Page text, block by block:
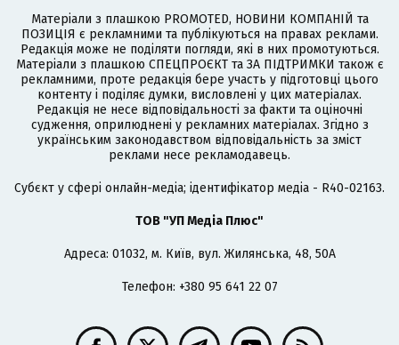
Матеріали з плашкою PROMOTED, НОВИНИ КОМПАНІЙ та
ПОЗИЦІЯ є рекламними та публікуються на правах реклами.
Редакція може не поділяти погляди, які в них промотуються.
Матеріали з плашкою СПЕЦПРОЄКТ та ЗА ПІДТРИМКИ також є
рекламними, проте редакція бере участь у підготовці цього
контенту і поділяє думки, висловлені у цих матеріалах.
Редакція не несе відповідальності за факти та оціночні
судження, оприлюднені у рекламних матеріалах. Згідно з
українським законодавством відповідальність за зміст
реклами несе рекламодавець.
Cубєкт у сфері онлайн-медіа; ідентифікатор медіа - R40-02163.
ТОВ "УП Медіа Плюс"
Адреса: 01032, м. Київ, вул. Жилянська, 48, 50А
Телефон: +380 95 641 22 07